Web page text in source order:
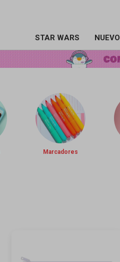
STAR WARS NUEVO
Marcadores